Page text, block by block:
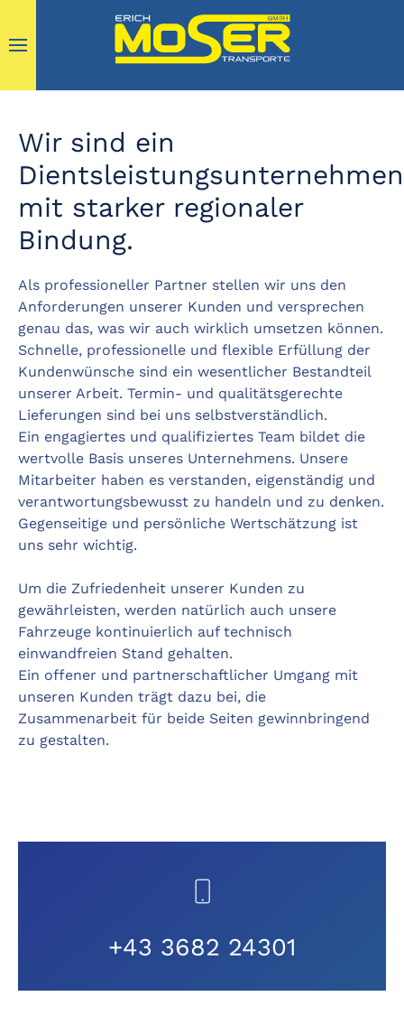
Wir sind ein
Dientsleistungsunternehmen
mit starker regionaler
Bindung.
Als professioneller Partner stellen wir uns den
Anforderungen unserer Kunden und versprechen
genau das, was wir auch wirklich umsetzen können.
Schnelle, professionelle und flexible Erfüllung der
Kundenwünsche sind ein wesentlicher Bestandteil
unserer Arbeit. Termin- und qualitätsgerechte
Lieferungen sind bei uns selbstverständlich.
Ein engagiertes und qualifiziertes Team bildet die
wertvolle Basis unseres Unternehmens. Unsere
Mitarbeiter haben es verstanden, eigenständig und
verantwortungsbewusst zu handeln und zu denken.
Gegenseitige und persönliche Wertschätzung ist
uns sehr wichtig.
Um die Zufriedenheit unserer Kunden zu
gewährleisten, werden natürlich auch unsere
Fahrzeuge kontinuierlich auf technisch
einwandfreien Stand gehalten.
Ein offener und partnerschaftlicher Umgang mit
unseren Kunden trägt dazu bei, die
Zusammenarbeit für beide Seiten gewinnbringend
zu gestalten.
+43 3682 24301